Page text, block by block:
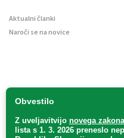
Obvestilo
Z uveljavitvijo novega
lista s 1. 3. 2026 preneslo
Aktualni članki
Naroči se na novice